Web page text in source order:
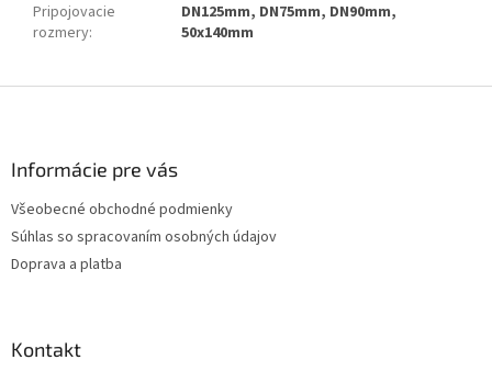
Pripojovacie
rozmery:
DN125mm, DN75mm, DN90mm,
50x140mm
Informácie pre vás
Všeobecné obchodné podmienky
Súhlas so spracovaním osobných údajov
Doprava a platba
Kontakt